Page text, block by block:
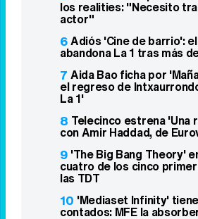
2Javier Ruiz se despide
360': "Premien el
basura"
3RTVE prepara una
solar con una
ciegas
4'Ordena tu vida' se
La 1 y no puede con
que uno"
5 Mario Cimarro pide
los realities: "Necesito
actor"
6Adiós 'Cine de barrio': el
abandona La 1 tras más